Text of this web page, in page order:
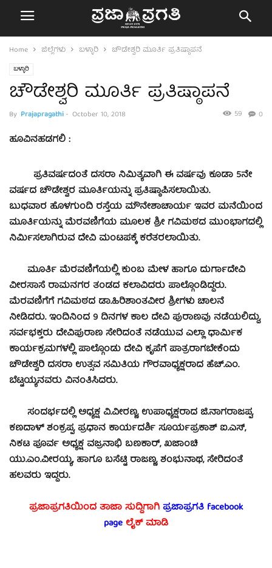
Home ಜಿಲ್ಲೆಗಳು ಬಳ್ಳಾರಿ ಚೌಡೇಶ್ವರಿ ಮೂರ್ತಿ ಪ್ರತಿಷ್ಠಾಪನೆ
ಬಳ್ಳಾರಿ
ಚೌಡೇಶ್ವರಿ ಮೂರ್ತಿ ಪ್ರತಿಷ್ಠಾಪನೆ
By Prajapragathi- October 10, 2018 0
59
ಹೂವಿನಹಡಗಲಿ :
ಪ್ರತಿವರ್ಷದಂತೆ ದಸರಾ ನಿಮಿತ್ಯವಾಗಿ ಈ ವರ್ಷವು ಕೂಡಾ 5ನೇ
ವರ್ಷದ ಚೌಡೇಶ್ವರ ಮೂರ್ತಿಯನ್ನು ಪ್ರತಿಷ್ಠಾಪಿಸಲಾಯಿತು.
ಬುಧವಾರ ಹೊಳಗುಂದಿ ರಸ್ತೆಯ ಮೌನೇಶಾಚಾರ್ಯ ಇವರ ಮನೆಯಿಂದ
ಮೂರ್ತಿಯನ್ನು ಮೆರವಣಿಗೆಯ ಮೂಲಕ ಶ್ರೀ ಗವಿಮಠದ ಮುಂಭಾಗದಲ್ಲಿ
ನಿರ್ಮಿಸಲಾಗಿರುವ ದೇವಿ ಮಂಟಪಕ್ಕೆ ಕರೆತರಲಾಯಿತು.
ಮೂರ್ತಿ ಮೆರವಣಿಗೆಯಲ್ಲಿ ಕುಂಬ ಮೇಳ ಹಾಗೂ ದುರ್ಗಾದೇವಿ
ವೀರಸಾಸೆ ರಾಮನಗರ ತಂಡದ ಕಲಾವಿದರು ಪಾಲ್ಗೊಂಡಿದ್ದರು.
ಮೆರವಣಿಗೆಗೆ ಗವಿಮಠದ ಡಾ.ಹಿರಿಶಾಂತವೀರ ಶ್ರೀಗಳು ಚಾಲನೆ
ನೀಡಿದರು. ಇಂದಿನಿಂದ 9 ದಿನಗಳ ಕಾಲ ದೇವಿ ಪುರಾಣವು ನಡೆಯಲಿದ್ದು,
ಸರ್ವಭಕ್ತರು ದೇವಿಪುರಾಣ ಸೇರಿದಂತೆ ನಡೆಯುವ ಎಲ್ಲಾ ಧಾರ್ಮಿಕ
ಕಾರ್ಯಕ್ರಮಗಳಲ್ಲಿ ಪಾಲ್ಗೊಂಡು ದೇವಿ ಕೃಪೆಗೆ ಪಾತ್ರರಾಗಬೇಕೆಂದು
ಚೌಡೇಶ್ವರಿ ದಸರಾ ಉತ್ಸವ ಸಮಿತಿಯ ಗೌರವಾಧ್ಯಕ್ಷರಾದ ಹೆಚ್.ಎಂ.
ಬೆಟ್ಟಯ್ಯನವರು ವಿನಂತಿಸಿದರು.
ಸಂದರ್ಭದಲ್ಲಿ ಅಧ್ಯಕ್ಷ ವಿ.ವೀರಣ್ಣ, ಉಪಾಧ್ಯಕ್ಷರಾದ ಜಿ.ನಾಗರಾಜಪ್ಪ,
ಕಣದಾಳ್ ಶಂಕ್ರಪ್ಪ, ಪ್ರಧಾನ ಕಾರ್ಯದರ್ಶಿ ಸೂರ್ಯಪ್ರಕಾಶ್ ಐ.ಎಸ್,
ನಿಕಟ ಪೂರ್ವ ಅಧ್ಯಕ್ಷ ವಜ್ರನಾಭಿ ಬಣಕಾರ್, ಖಜಾಂಚಿ
ಯು.ಎಂ.ವೀರಯ್ಯ, ಹಾಗೂ ಬಸೆಟ್ಟಿ ರಾಜಣ್ಣ, ಶಂಭುನಾಥ, ಸೇರಿದಂತೆ
ಹಲವರು ಇದ್ದರು.
ಪ್ರಜಾಪ್ರಗತಿಯಿಂದ ತಾಜಾ ಸುದ್ದಿಗಾಗಿಪ್ರಜಾಪ್ರಗತಿ facebook
page ಲೈಕ್ ಮಾಡಿ